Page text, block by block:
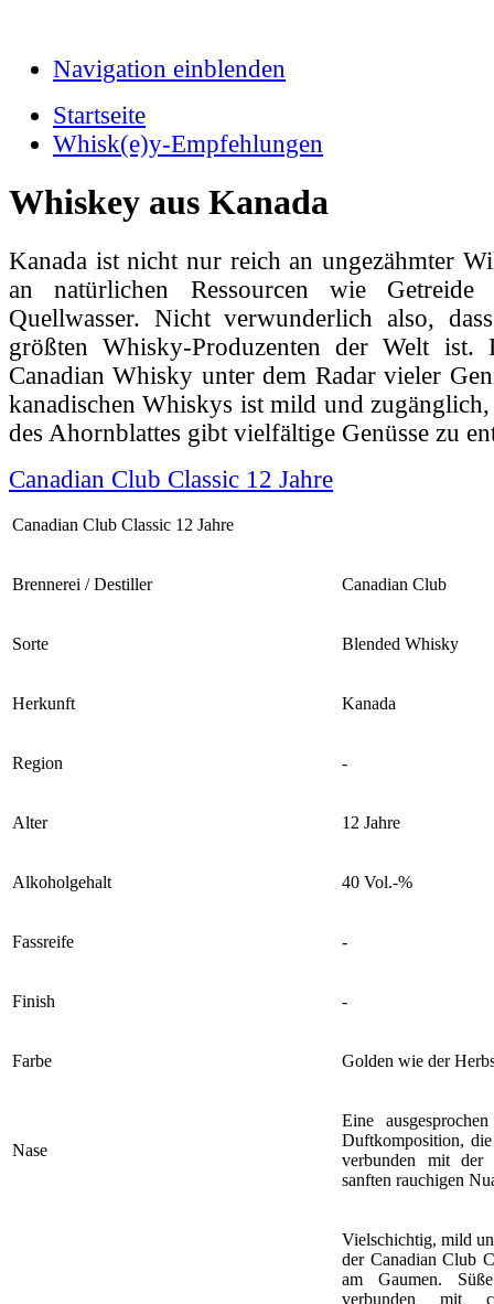
Navigation einblenden
Startseite
Whisk(e)y-Empfehlungen
Whiskey aus Kanada
Kanada ist nicht nur reich an ungezähmter
an natürlichen Ressourcen wie Getreide
Quellwasser. Nicht verwunderlich also,
größten Whisky-Produzenten der Welt ist.
Canadian Whisky unter dem Radar vieler
kanadischen Whiskys ist mild und
des Ahornblattes gibt vielfältige Genüsse zu
Canadian Club Classic 12 Jahre
Canadian Club Classic 12 Jahre
Brennerei / Destiller Canadian Club
Sorte Blended Whisky
Herkunft Kanada
Region -
Alter 12 Jahre
Alkoholgehalt 40 Vol.-%
Fassreife -
Finish -
Farbe Golden wie der
Nase
Eine
Duftkomposition,
verbunden mit
sanften rauchigen
Vielschichtig, mild
der Canadian Club
am Gaumen.
verbunden mit